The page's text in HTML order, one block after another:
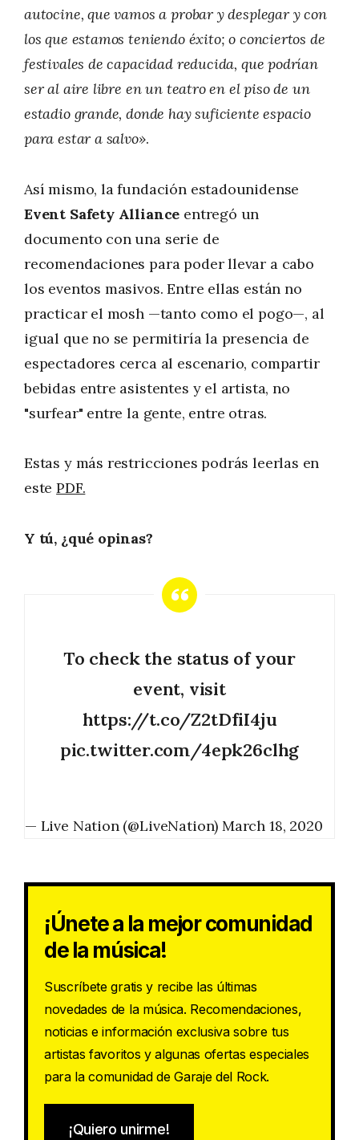
autocine, que vamos a probar y desplegar y con
los que estamos teniendo éxito; o conciertos de
festivales de capacidad reducida, que podrían
ser al aire libre en un teatro en el piso de un
estadio grande, donde hay suficiente espacio
para estar a salvo».
Así mismo, la fundación estadounidense
Event Safety Alliance entregó un
documento con una serie de
recomendaciones para poder llevar a cabo
los eventos masivos. Entre ellas están no
practicar el mosh —tanto como el pogo—, al
igual que no se permitiría la presencia de
espectadores cerca al escenario, compartir
bebidas entre asistentes y el artista, no
"surfear" entre la gente, entre otras.
Estas y más restricciones podrás leerlas en
estePDF.
Y tú, ¿qué opinas?
To check the status of your
event, visit
https://t.co/Z2tDfiI4ju
pic.twitter.com/4epk26clhg
— Live Nation (@LiveNation) March 18, 2020
¡Únete a la mejor comunidad
de la música!
Suscríbete gratis y recibe las últimas
novedades de la música. Recomendaciones,
noticias e información exclusiva sobre tus
artistas favoritos y algunas ofertas especiales
para la comunidad de Garaje del Rock.
¡Quiero unirme!